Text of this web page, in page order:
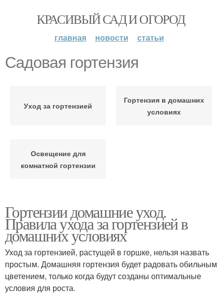
КРАСИВЫЙ САД И ОГОРОД
главная новости статьи
Садовая гортензия
Уход за гортензией
Гортензия в домашних
условиях
Освещение для
комнатной гортензии
Гортензии домашние уход.
Правила ухода за гортензией в
домашних условиях
Уход за гортензией, растущей в горшке, нельзя назвать
простым. Домашняя гортензия будет радовать обильным
цветением, только когда будут созданы оптимальные
условия для роста.